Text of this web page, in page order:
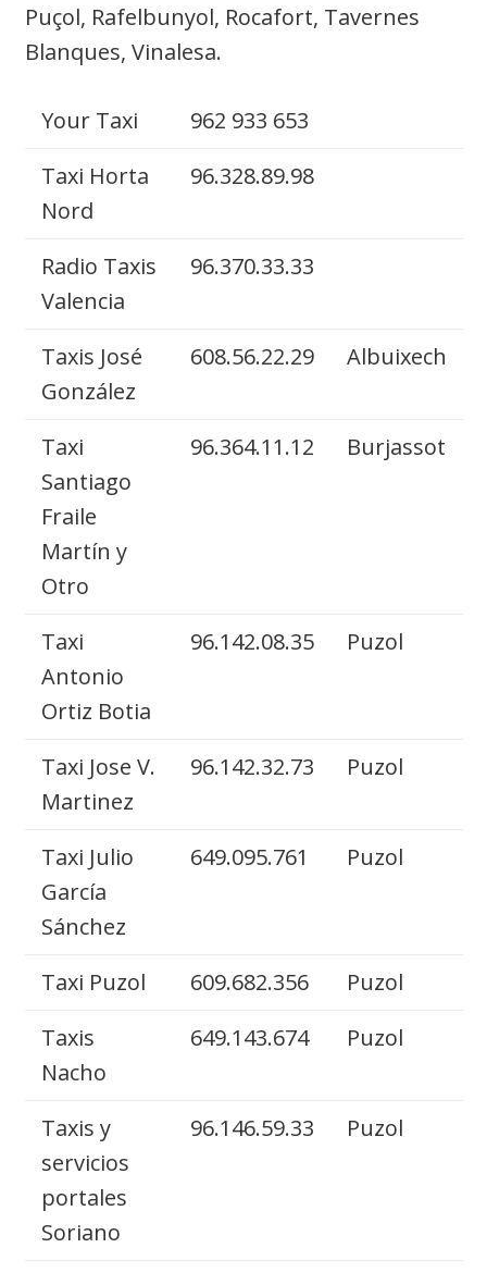
Puçol, Rafelbunyol, Rocafort, Tavernes
Blanques, Vinalesa.
Your Taxi
962 933 653
Taxi Horta
Nord
96.328.89.98
Radio Taxis
Valencia
96.370.33.33
Taxis José
González
608.56.22.29 Albuixech
Taxi
Santiago
Fraile
Martín y
Otro
96.364.11.12 Burjassot
Taxi
Antonio
Ortiz Botia
96.142.08.35 Puzol
Taxi Jose V.
Martinez
96.142.32.73 Puzol
Taxi Julio
García
Sánchez
649.095.761 Puzol
Taxi Puzol 609.682.356
Puzol
Taxis
Nacho
649.143.674 Puzol
Taxis y
servicios
portales
Soriano
96.146.59.33 Puzol